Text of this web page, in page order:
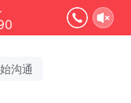
沟通